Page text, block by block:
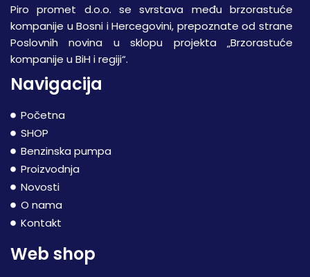
Piro promet d.o.o. se svrstava među brzorastuće
kompanije u Bosni i Hercegovini, prepoznate od strane
Poslovnih novina u sklopu projekta „Brzorastuće
kompanije u BiH i regiji“.
Navigacija
Početna
SHOP
Benzinska pumpa
Proizvodnja
Novosti
O nama
Kontakt
Web shop